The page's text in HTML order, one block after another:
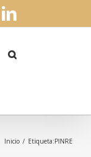
linkedin
Inicio / Etiqueta:PINRE